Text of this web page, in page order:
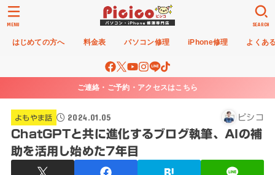
はじめての方へ 料金表 パソコン修理 iPhone修理 よくあ
SEARCH
MENU
ご連絡・ご予約・アクセスはこちら
よもやま話 2024.01.05 ピシコ
ChatGPTと共に進化するブログ執筆、AIの補
助を活用し始めた7年目